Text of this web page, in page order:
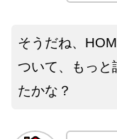
そうだね、
ついて、もっと
たかな？